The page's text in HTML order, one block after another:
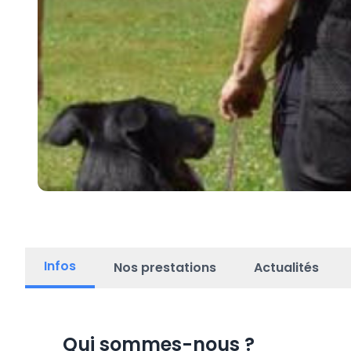
Infos Nos prestations Actualités
Qui sommes-nous ?